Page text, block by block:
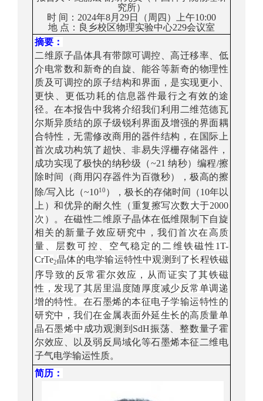
究所）
时 间： 2024年8月29日（周四）上午10:00
地 点： 良乡校区物理实验中心229会议室
摘要：
二维原子晶体具有带隙可调控、高迁移率、低
介电常数和新奇的自旋、能谷等新奇的物理性
质及可调控的原子结构和界面，是实现更小、
更快、更低功耗的信息器件最行之有效的途
径。在本报告中我将介绍我们利用二维范德瓦
尔斯异质结的原子级锐利界面及增强的界面耦
合特性，无需修改商用的器件结构，在国际上
首次成功构筑了超快、非易失浮栅存储器件，
成功实现了极快的纳秒级（~21纳秒）编程/擦
除时间（商用闪存器件为百微秒），极高的擦
除/写入比（~1010 ），极长的存储时间（10年以
上）和优异的耐久性（重复擦写次数大于2000
次 ）。在磁性二维原子晶体在低维限制下自旋
相关的新量子效应研究中，我们首次在高质
量、层数可控、空气稳定的二维铁磁性 1T-
CrTe2晶体的电学输运特性中观测到了长程铁磁
序导致的反常霍尔效应，从而证实了其铁磁
性，发现了其居里温度随厚度减少反常单调递
增的特性。在石墨烯的本征电子学输运特性的
研究中，我们在金属表面外延生长的高质量单
晶石墨烯中 成功观测到 SdH振荡、整数量子霍
尔效应、以及弱反局域化等石墨烯本征二维电
子气电学输运性质。
简历 ：